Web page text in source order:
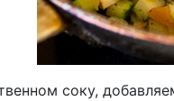
соку,